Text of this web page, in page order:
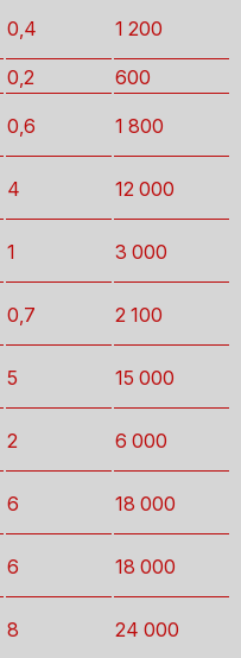
0,4 1 200
0,2
600
0,6 1 800
4 12 000
1 3 000
0,7 2 100
5 15 000
2 6 000
6 18 000
6 18 000
8 24 000